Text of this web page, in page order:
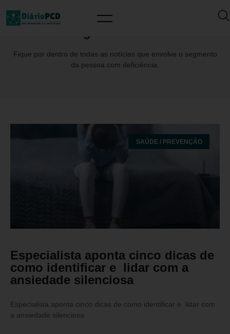
Fique por dentro de todas as notícias que envolve o segmento
da pessoa com deficiência.
SAÚDE / PREVENÇÃO
Especialista aponta cinco dicas de
como identificar e lidar com a
ansiedade silenciosa
Especialista aponta cinco dicas de como identificar e lidar com
a ansiedade silenciosa